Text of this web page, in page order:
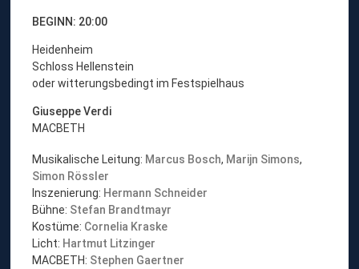
BEGINN: 20:00
Heidenheim
Schloss Hellenstein
oder witterungsbedingt im Festspielhaus
Giuseppe Verdi
MACBETH
Musikalische Leitung: Marcus Bosch, Marijn Simons,
Simon Rössler
Inszenierung: Hermann Schneider
Bühne: Stefan Brandtmayr
Kostüme: Cornelia Kraske
Licht: Hartmut Litzinger
MACBETH: Stephen Gaertner